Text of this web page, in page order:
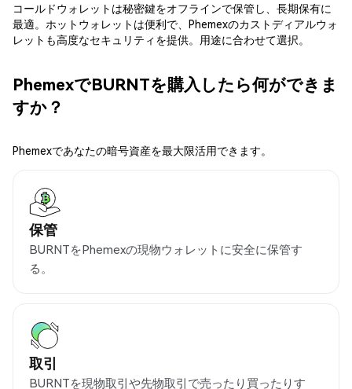
コールドウォレットは秘密鍵をオフラインで保管し、長期保有に
最適。ホットウォレットは便利で、Phemexのカストディアルウォ
レットも高度なセキュリティを提供。用途に合わせて選択。
PhemexでBURNTを購入したら何ができま
すか？
Phemexであなたの暗号資産を最大限活用できます。
保管
BURNTをPhemexの現物ウォレットに安全に保管す
る。
取引
BURNTを現物取引や先物取引で売ったり買ったりす